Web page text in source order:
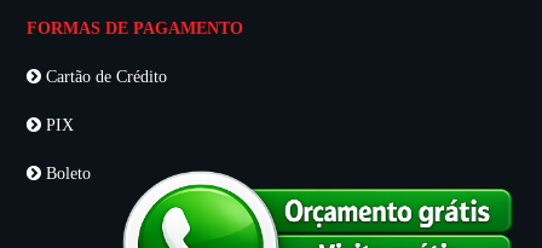
FORMAS DE PAGAMENTO
Cartão de Crédito
PIX
Boleto